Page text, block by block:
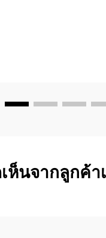
ห็นจากลูกค้า